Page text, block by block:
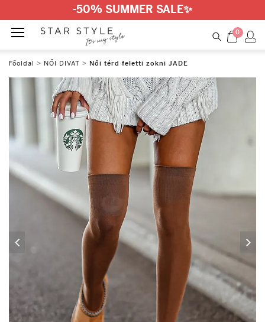
-50% SUMMER SALE✨
0
Főoldal > NŐI DIVAT > Női térd feletti zokni JADE